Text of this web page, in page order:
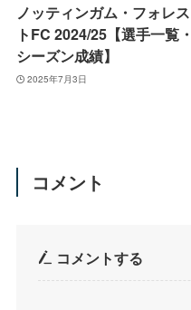
ノッティンガム・フォレス
トFC 2024/25【選手一覧・
シーズン成績】
2025年7月3日
コメント
コメントする